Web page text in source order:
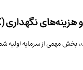
بخش مهمی از سرمایه اولیه